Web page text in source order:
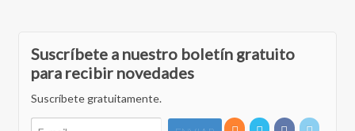
Suscríbete a nuestro boletín gratuito
para recibir novedades
Suscríbete gratuitamente.